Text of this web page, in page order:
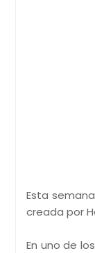
Esta
creada por
En uno de